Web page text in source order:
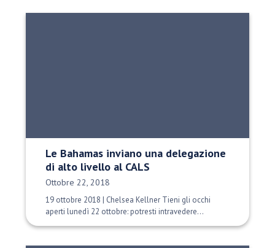
Le Bahamas inviano una delegazione
di alto livello al CALS
Data di pubblicazione:
Ottobre 22, 2018
19 ottobre 2018 | Chelsea Kellner Tieni gli occhi
aperti lunedì 22 ottobre: potresti intravedere...